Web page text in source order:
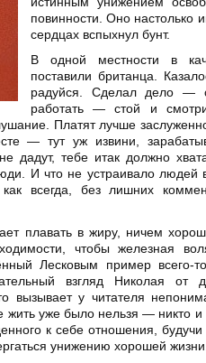
повинности. Оно настолько
сердцах вспыхнул бунт.
В одной местности в
поставили британца.
радуйся. Сделал дело —
работать — стой и
Платят лучше
— тут уж извини,
дадут, тебе итак должно
И что не устраивало людей
всегда, без лишних
плавать в жиру, ничем
чтобы железная
Лесковым пример всего-
взгляд Николая от
вызывает у читателя
жить уже было нельзя — никто и
к себе отношения, будучи
унижению хорошей жизни.